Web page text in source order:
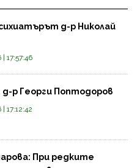
д-р Николай
17:57:46
д-р Георги Поптодоров
17:12:42
При редките